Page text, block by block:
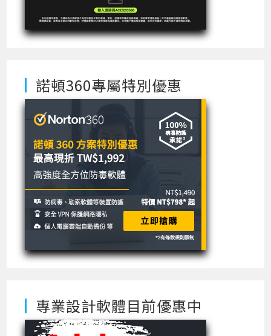
諾頓360專屬特別優惠
專業設計軟體目前優惠中